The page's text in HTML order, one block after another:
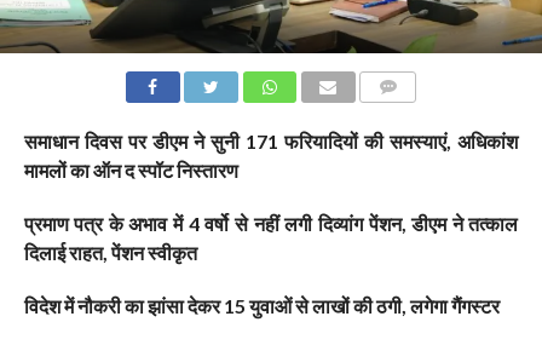
समाधान दिवस पर डीएम ने सुनी 171 फरियादियों की समस्याएं, अधिकांश
मामलों का ऑन द स्पॉट निस्तारण
प्रमाण पत्र के अभाव में 4 वर्षो से नहीं लगी दिव्यांग पेंशन, डीएम ने तत्काल
दिलाई राहत, पेंशन स्वीकृत
विदेश में नौकरी का झांसा देकर 15 युवाओं से लाखों की ठगी, लगेगा गैंगस्टर